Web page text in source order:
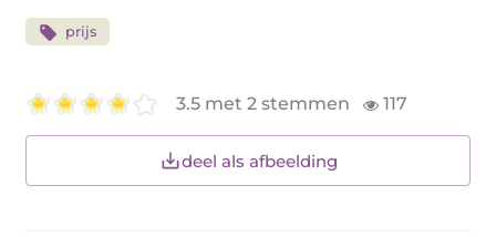
prijs
3.5 met 2 stemmen 117
deel als afbeelding